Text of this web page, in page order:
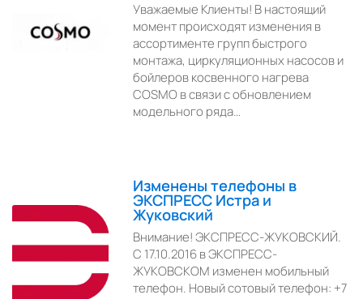
Уважаемые Клиенты! В настоящий
момент происходят изменения в
ассортименте групп быстрого
монтажа, циркуляционных насосов и
бойлеров косвенного нагрева
COSMO в связи с обновлением
модельного ряда…
Изменены телефоны в
ЭКСПРЕСС Истра и
Жуковский
Внимание! ЭКСПРЕСС-ЖУКОВСКИЙ.
С 17.10.2016 в ЭКСПРЕСС-
ЖУКОВСКОМ изменен мобильный
телефон. Новый сотовый телефон: +7